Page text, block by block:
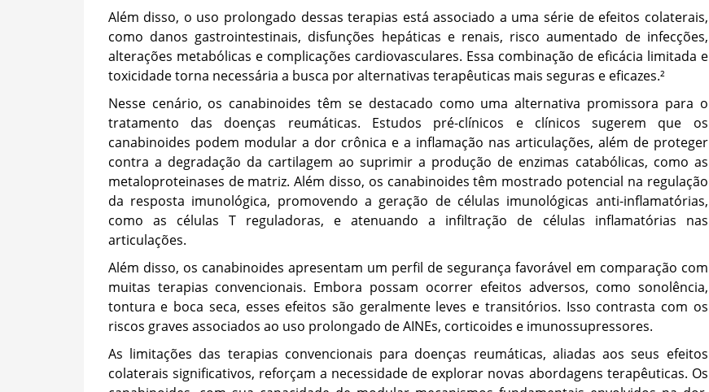
Além disso, o uso prolongado dessas terapias está associado a uma série de efeitos colaterais,
como danos gastrointestinais, disfunções hepáticas e renais, risco aumentado de infecções,
alterações metabólicas e complicações cardiovasculares. Essa combinação de eficácia limitada e
toxicidade torna necessária a busca por alternativas terapêuticas mais seguras e eficazes.²
Nesse cenário, os canabinoides têm se destacado como uma alternativa promissora para o
tratamento das doenças reumáticas. Estudos pré-clínicos e clínicos sugerem que os
canabinoides podem modular a dor crônica e a inflamação nas articulações, além de proteger
contra a degradação da cartilagem ao suprimir a produção de enzimas catabólicas, como as
metaloproteinases de matriz. Além disso, os canabinoides têm mostrado potencial na regulação
da resposta imunológica, promovendo a geração de células imunológicas anti-inflamatórias,
como as células T reguladoras, e atenuando a infiltração de células inflamatórias nas
articulações.
Além disso, os canabinoides apresentam um perfil de segurança favorável em comparação com
muitas terapias convencionais. Embora possam ocorrer efeitos adversos, como sonolência,
tontura e boca seca, esses efeitos são geralmente leves e transitórios. Isso contrasta com os
riscos graves associados ao uso prolongado de AINEs, corticoides e imunossupressores.
As limitações das terapias convencionais para doenças reumáticas, aliadas aos seus efeitos
colaterais significativos, reforçam a necessidade de explorar novas abordagens terapêuticas. Os